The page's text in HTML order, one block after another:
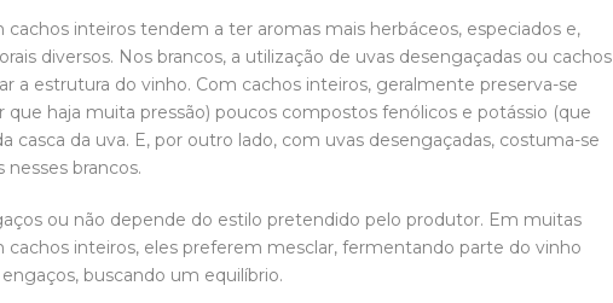
inteiros tendem a ter aromas mais herbáceos, especiados e,
diversos. Nos brancos, a utilização de uvas desengaçadas ou cachos
a estrutura do vinho. Com cachos inteiros, geralmente preserva-se
que haja muita pressão) poucos compostos fenólicos e potássio (que
casca da uva. E, por outro lado, com uvas desengaçadas, costuma-se
brancos.
ou não depende do estilo pretendido pelo produtor. Em muitas
cachos inteiros, eles preferem mesclar, fermentando parte do vinho
buscando um equilíbrio.